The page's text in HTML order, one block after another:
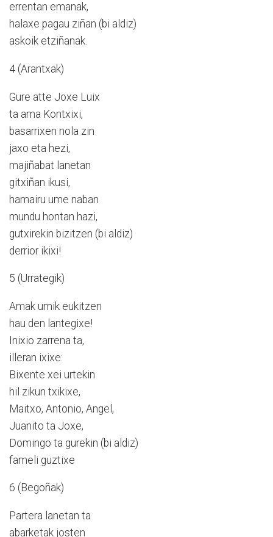
errentan emanak,
halaxe pagau ziñan (bi aldiz)
askoik etziñanak.
4 (Arantxak)
Gure atte Joxe Luix
ta ama Kontxixi,
basarrixen nola zin
jaxo eta hezi,
majiñabat lanetan
gitxiñan ikusi,
hamairu ume naban
mundu hontan hazi,
gutxirekin bizitzen (bi aldiz)
derrior ikixi!
5 (Urrategik)
Amak umik eukitzen
hau den lantegixe!
Inixio zarrena ta,
illeran ixixe:
Bixente xei urtekin
hil zikun txikixe,
Maitxo, Antonio, Angel,
Juanito ta Joxe,
Domingo ta gurekin (bi aldiz)
fameli guztixe
6 (Begoñak)
Partera lanetan ta
abarketak josten